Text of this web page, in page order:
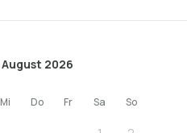
August 2026
Mi Do Fr Sa So